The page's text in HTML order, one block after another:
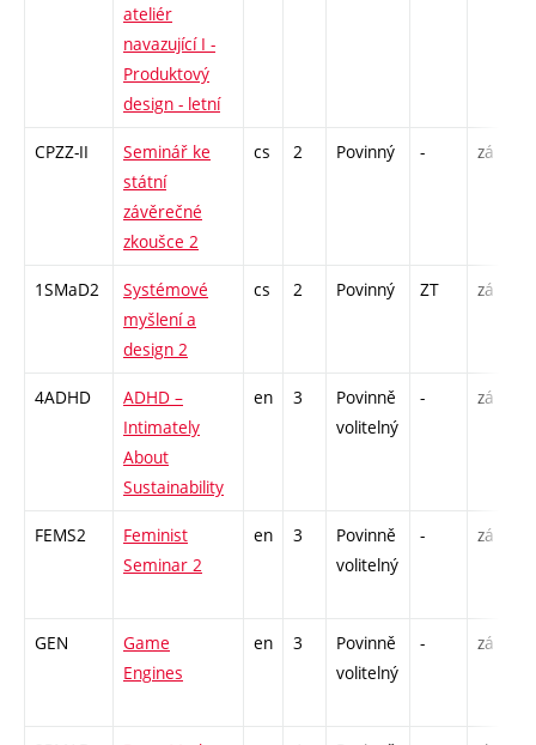
ateliér
navazující I -
Produktový
design - letní
CPZZ-II
Seminář ke
státní
závěrečné
zkoušce 2
cs 2 Povinný - zá
1SMaD2
Systémové
myšlení a
design 2
cs 2 Povinný ZT zá
4ADHD
ADHD –
Intimately
About
Sustainability
en 3
Povinně
volitelný
- zá
FEMS2
Feminist
Seminar 2
en 3
Povinně
volitelný
- zá
GEN
Game
Engines
en 3
Povinně
volitelný
- zá